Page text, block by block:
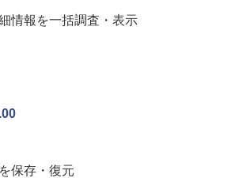
情報を一括調査・表示
保存・復元